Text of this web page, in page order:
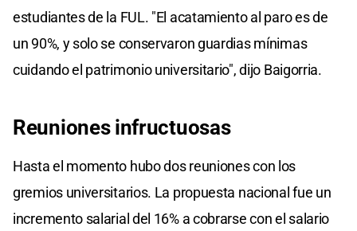
estudiantes de la FUL. "El acatamiento al paro es de
un 90%, y solo se conservaron guardias mínimas
cuidando el patrimonio universitario", dijo Baigorria.
Reuniones infructuosas
Hasta el momento hubo dos reuniones con los
gremios universitarios. La propuesta nacional fue un
incremento salarial del 16% a cobrarse con el salario